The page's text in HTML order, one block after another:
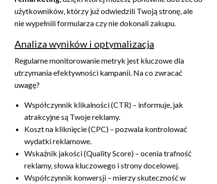
użytkowników, którzy już odwiedzili Twoją stronę, ale
nie wypełnili formularza czy nie dokonali zakupu.
Analiza wyników i optymalizacja
Regularne monitorowanie metryk jest kluczowe dla
utrzymania efektywności kampanii. Na co zwracać
uwagę?
Współczynnik klikalności (CTR) – informuje, jak
atrakcyjne są Twoje reklamy.
Koszt na kliknięcie (CPC) – pozwala kontrolować
wydatki reklamowe.
Wskaźnik jakości (Quality Score) – ocenia trafność
reklamy, słowa kluczowego i strony docelowej.
Współczynnik konwersji – mierzy skuteczność w